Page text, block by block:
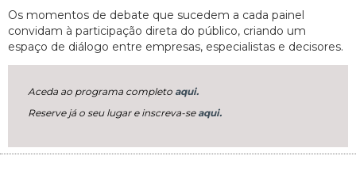
Os momentos de debate que sucedem a cada painel
convidam à participação direta do público, criando um
espaço de diálogo entre empresas, especialistas e decisores.
Aceda ao programa completo aqui.
Reserve já o seu lugar e inscreva-se aqui.